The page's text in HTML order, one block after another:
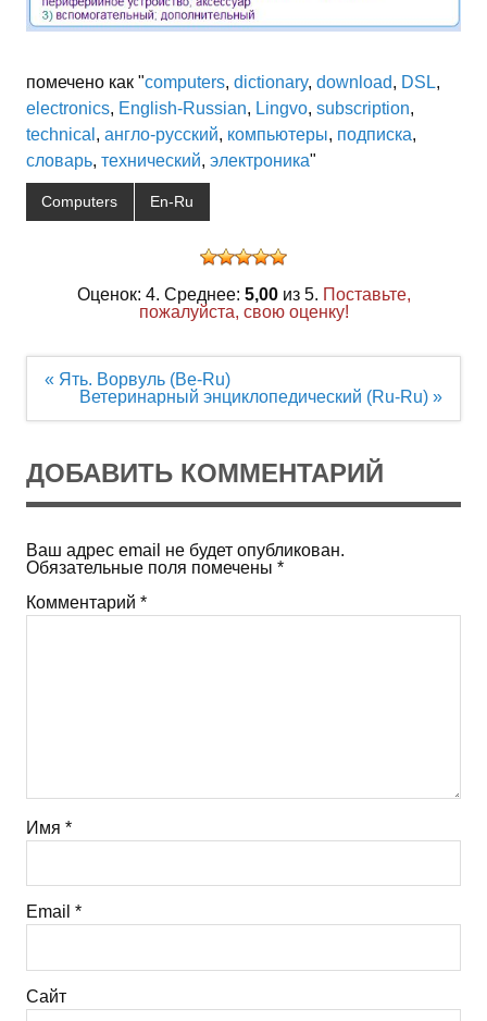
помечено как "computers, dictionary, download, DSL,
electronics, English-Russian, Lingvo, subscription,
technical , англо-русский, компьютеры, подписка,
словарь, технический, электроника"
Computers En-Ru
Оценок: 4. Среднее: 5,00из 5. Поставьте,
пожалуйста, свою оценку!
Навигация
« Ять. Ворвуль (Be-Ru)
Ветеринарный энциклопедический (Ru-Ru) »
ДОБАВИТЬ КОММЕНТАРИЙ
Ваш адрес email не будет опубликован.
Обязательные поля помечены *
Комментарий *
Имя *
Email *
Сайт